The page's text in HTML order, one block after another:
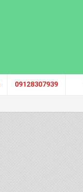
09128307939